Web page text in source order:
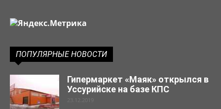
ПОПУЛЯРНЫЕ НОВОСТИ
Гипермаркет «Маяк» открылся в
Уссурийске на базе КПС
23.12.2019